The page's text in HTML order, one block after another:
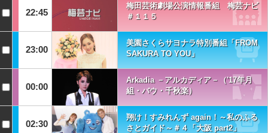
22:45
梅田芸術劇場公演情報番組 梅芸ナビ
＃１１５
23:00
美園さくらサヨナラ特別番組「FROM
SAKURA TO YOU」
00:00
Arkadia －アルカディア－（'17年月
組・バウ・千秋楽）
02:30
翔け！すみれんず again！～私のふる
さとガイド～＃４「大阪 part2」